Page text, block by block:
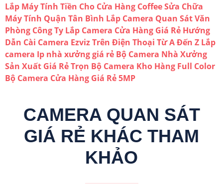
Lắp Máy Tính Tiền Cho Cửa Hàng CoffeeSửa Chữa
Máy Tính Quận Tân Bình Lắp Camera Quan Sát Văn
Phòng Công Ty Lắp Camera Cửa Hàng Giá Rẻ Hướng
Dẫn Cài Camera Ezviz Trên Điện Thoại Từ A Đến Z Lắp
camera Ip nhà xưởng giá rẻ Bộ Camera Nhà Xưởng
Sản Xuất Giá RẻTrọn Bộ Camera Kho Hàng Full Color
Bộ Camera Cửa Hàng Giá Rẻ 5MP
CAMERA QUAN SÁT
GIÁ RẺ KHÁC THAM
KHẢO